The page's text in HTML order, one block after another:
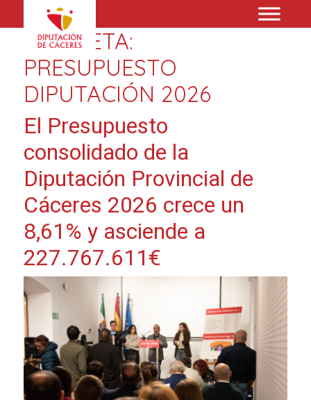
ETIQUETA:
PRESUPUESTO
DIPUTACIÓN 2026
El Presupuesto
consolidado de la
Diputación Provincial de
Cáceres 2026 crece un
8,61% y asciende a
227.767.611€